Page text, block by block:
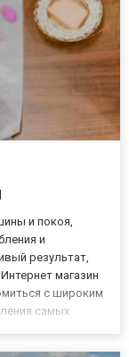
и покоя,
и
результат,
магазин
с широким
самых